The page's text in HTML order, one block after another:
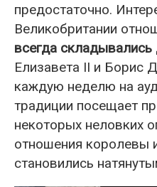
предостаточно.
Великобритании
всегда
Елизавета II и Борис
каждую неделю на
традиции посещает
некоторых неловких
отношения королевы
становились